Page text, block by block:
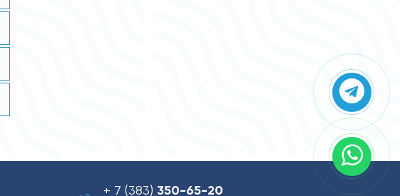
+ 7 (383) 350-65-20